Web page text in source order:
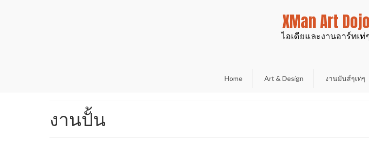
XMan Art Dojo
ไอเดียและงานอาร์ทเท่
Home Art & Design งานมันส์ๆเท่ๆ
งานปั้น